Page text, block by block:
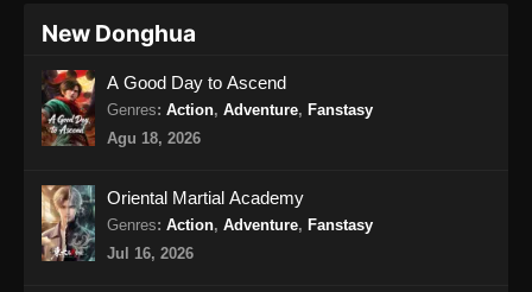
100.000 Years of Refining Qi Episode
157 Subtitle Indonesia
Eps 157 - 100.000 Years of Refining Qi
100.000 Years of Refining Qi Episode
158 Subtitle Indonesia
New Donghua
A Good Day to Ascend
Genres: Action, Adventure, Fanstasy
Agu 18, 2026
Oriental Martial Academy
Genres: Action, Adventure, Fanstasy
Jul 16, 2026